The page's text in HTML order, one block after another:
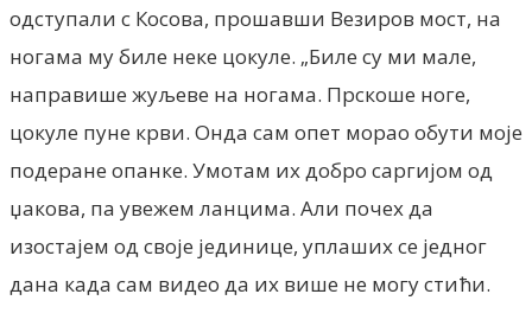
одступали с Косова, прошавши Везиров мост, на
ногама му биле неке цокуле. „Биле су ми мале,
направише жуљеве на ногама. Прскоше ноге,
цокуле пуне крви. Онда сам опет морао обути моје
подеране опанке. Умотам их добро саргијом од
џакова, па увежем ланцима. Али почех да
изостајем од своје јединице, уплаших се једног
дана када сам видео да их више не могу стићи.